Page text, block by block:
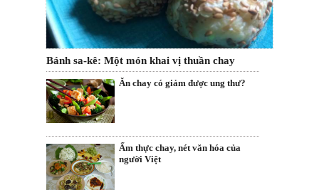
Bánh sa-kê: Một món khai vị thuần chay
Ăn chay có giảm được ung thư?
Ẩm thực chay, nét văn hóa của
người Việt